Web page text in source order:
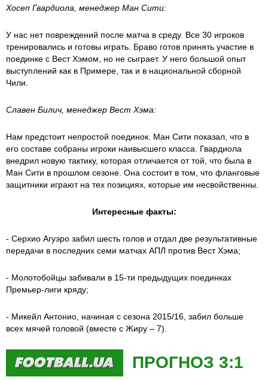
Хосеп Гвардиола, менеджер Ман Сити:
У нас нет повреждений после матча в среду. Все 30 игроков
тренировались и готовы играть. Браво готов принять участие в
поединке с Вест Хэмом, но не сыграет. У него большой опыт
выступлений как в Примере, так и в национальной сборной
Чили.
Славен Билич, менеджер Вест Хэма:
Нам предстоит непростой поединок. Ман Сити показал, что в
его составе собраны игроки наивысшего класса. Гвардиола
внедрил новую тактику, которая отличается от той, что была в
Ман Сити в прошлом сезоне. Она состоит в том, что фланговые
защитники играют на тех позициях, которые им несвойственны.
Интересные факты:
- Серхио Агуэро забил шесть голов и отдал две результативные
передачи в последних семи матчах АПЛ против Вест Хэма;
- Молотобойцы забивали в 15-ти предыдущих поединках
Премьер-лиги кряду;
- Микейл Антонио, начиная с сезона 2015/16, забил больше
всех мячей головой (вместе с Жиру – 7).
ПРОГНОЗ 3:1